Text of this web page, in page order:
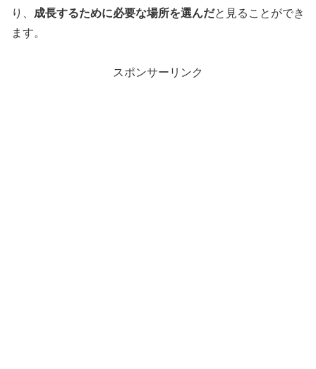
り、 成長するために必要な場所を選んだと見ることができ
ます。
スポンサーリンク